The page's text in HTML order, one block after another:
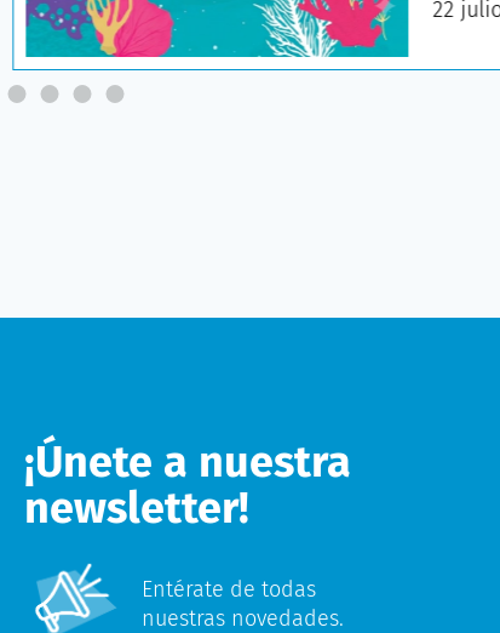
22
¡Únete a nuestra
newsletter!
Entérate de todas
nuestras novedades.